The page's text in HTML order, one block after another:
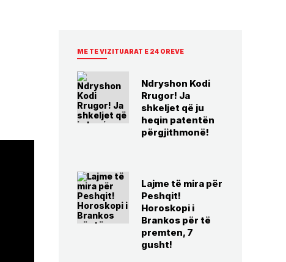
ME TE VIZITUARAT E 24 OREVE
Ndryshon Kodi
Rrugor! Ja
shkeljet që ju
heqin patentën
përgjithmonë!
Lajme të mira për
Peshqit!
Horoskopi i
Brankos për të
premten, 7
gusht!